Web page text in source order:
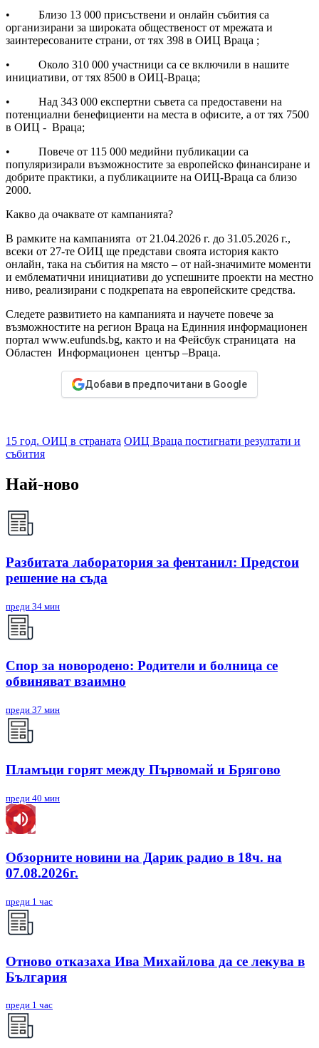
• Близо 13 000 присъствени и онлайн събития са
организирани за широката общественост от мрежата и
заинтересованите страни, от тях 398 в ОИЦ Враца ;
• Около 310 000 участници са се включили в нашите
инициативи, от тях 8500 в ОИЦ-Враца;
• Над 343 000 експертни съвета са предоставени на
потенциални бенефициенти на места в офисите, а от тях 7500
в ОИЦ - Враца;
• Повече от 115 000 медийни публикации са
популяризирали възможностите за европейско финансиране и
добрите практики, а публикациите на ОИЦ-Враца са близо
2000.
Какво да очаквате от кампанията?
В рамките на кампанията от 21.04.2026 г. до 31.05.2026 г.,
всеки от 27-те ОИЦ ще представи своята история както
онлайн, така на събития на място – от най-значимите моменти
и емблематични инициативи до успешните проекти на местно
ниво, реализирани с подкрепата на европейските средства.
Следете развитието на кампанията и научете повече за
възможностите на регион Враца на Единния информационен
портал www.eufunds.bg, както и на Фейсбук страницата на
Областен Информационен център –Враца.
Добави в предпочитани в Google
15 год. ОИЦ в страната ОИЦ Враца постигнати резултати и
събития
Най-ново
Разбитата лаборатория за фентанил: Предстои
решение на съда
преди 34 мин
Спор за новородено: Родители и болница се
обвиняват взаимно
преди 37 мин
Пламъци горят между Първомай и Брягово
преди 40 мин
Обзорните новини на Дарик радио в 18ч. на
07.08.2026г.
преди 1 час
Отново отказаха Ива Михайлова да се лекува в
България
преди 1 час